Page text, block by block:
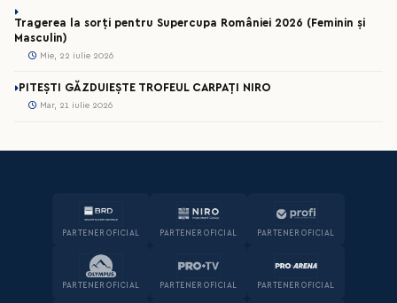
Tragerea la sorți pentru Supercupa României 2026 (Feminin și
Masculin)
Mie, 22 iulie 2026
PITEȘTI GĂZDUIEȘTE TROFEUL CARPAȚI NIRO
Mar, 21 iulie 2026
PARTENER OFICIAL PARTENER OFICIAL PARTENER OFICIAL
PARTENER OFICIAL PARTENER OFICIAL PARTENER OFICIAL